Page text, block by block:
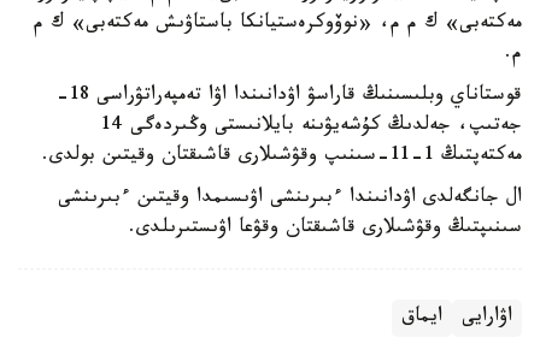
مەكتەبى» ك م م، «نوۆوكرەستيانكا باستاۋىش مەكتەبى» ك م
م.
قوستاناي وبلىسىنىڭ قاراسۋ اۋدانىندا اۋا تەمپەراتۋراسى 18-
جەتىپ، جەلدىڭ كۇشەيۋىنە بايلانىستى وڭىردەگى 14
مەكتەپتىڭ 1-11-سىنىپ وقۋشىلارى قاشىقتان وقيتىن بولدى.
ال جانگەلدى اۋدانىندا ءبىرىنشى اۋىسىمدا وقيتىن ءبىرىنشى
سىنىپتىڭ وقۋشىلارى قاشىقتان وقۋعا اۋىستىرىلدى.
اۋارايى ايماق